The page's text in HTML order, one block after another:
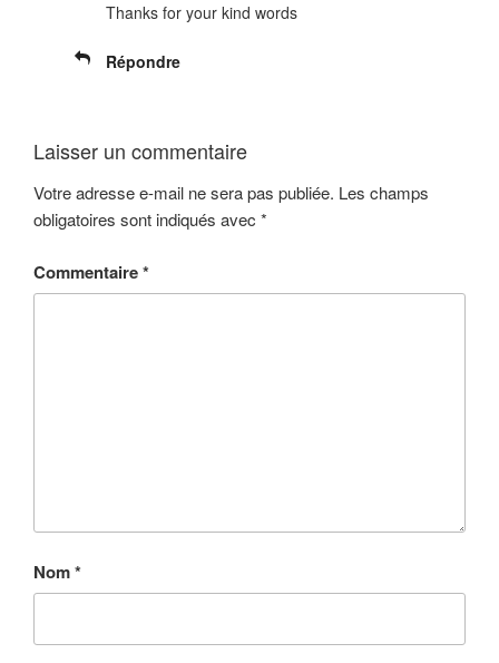
Thanks for your kind words
Répondre
Laisser un commentaire
Votre adresse e-mail ne sera pas publiée. Les champs
obligatoires sont indiqués avec *
Commentaire*
Nom*